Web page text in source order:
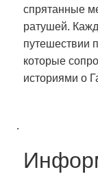
спрятанные
ратушей.
путешествии
которые
историями о
.